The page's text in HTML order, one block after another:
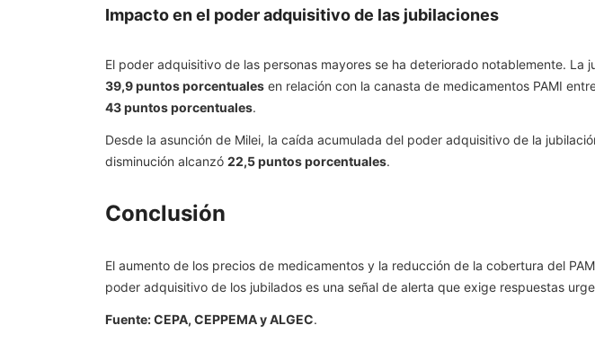
Impacto en el poder adquisitivo de las jubilaciones
El poder adquisitivo de las personas mayores se ha deteriorado notablemente.
39,9 puntos porcentuales en relación con la canasta de medicamentos PAMI
43 puntos porcentuales.
Desde la asunción de Milei, la caída acumulada del poder adquisitivo de la
disminución alcanzó 22,5 puntos porcentuales.
Conclusión
El aumento de los precios de medicamentos y la reducción de la cobertura del
poder adquisitivo de los jubilados es una señal de alerta que exige respuestas
Fuente: CEPA, CEPPEMA y ALGEC.